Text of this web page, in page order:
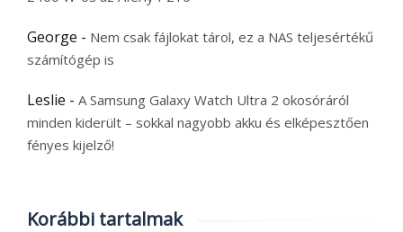
George - Nem csak fájlokat tárol, ez a NAS teljesértékű
számítógép is
Leslie - A Samsung Galaxy Watch Ultra 2 okosóráról
minden kiderült – sokkal nagyobb akku és elképesztően
fényes kijelző!
Korábbi tartalmak